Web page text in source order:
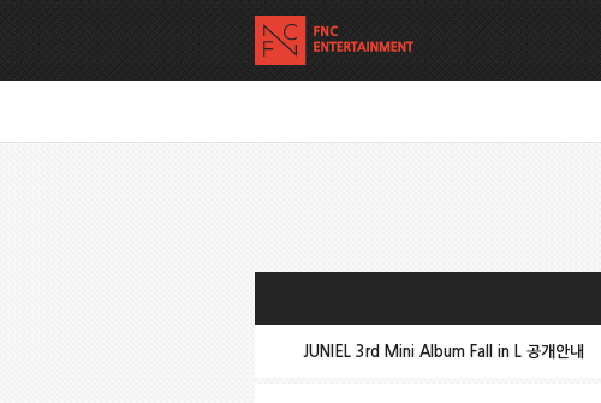
JUNIEL 3rd Mini Album Fall in L 공개안내